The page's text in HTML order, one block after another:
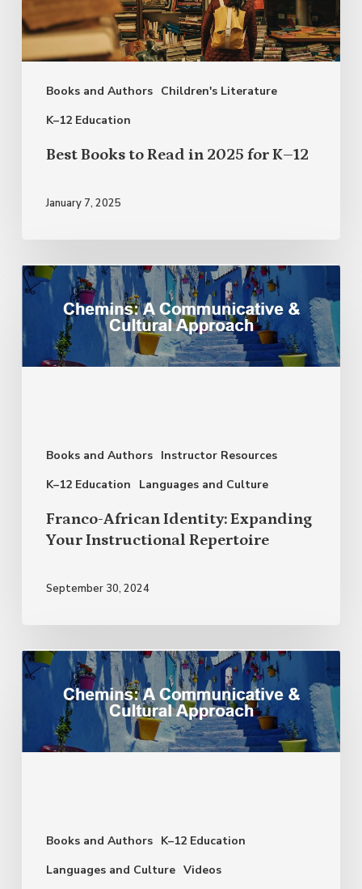
Books and Authors Children's Literature
K–12 Education
in
2025
for
Best Books to Read in 2025 for K–12
January 7, 2025
Books and Authors Instructor Resources
K–12 Education
Languages and Culture
Franco-
African
Identity:
Expanding
Franco-African Identity: Expanding
Your Instructional Repertoire
September 30, 2024
Books and Authors K–12 Education
Languages and Culture Videos
Social
Justice:
Moving
Beyond